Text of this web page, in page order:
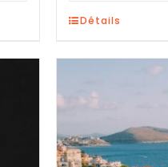
Détails